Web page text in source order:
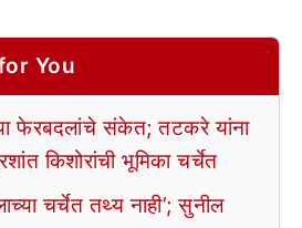
You
फेरबदलांचे संकेत; तटकरे यांना
किशोरांची भूमिका चर्चेत
चर्चेत तथ्य नाही’; सुनील